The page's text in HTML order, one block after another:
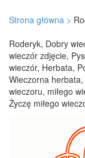
Strona główna >
Roderyk, Dobry
wieczór zdjęcie,
wieczór, Herbata,
Wieczorna
wieczoru, miłego
Życzę miłego